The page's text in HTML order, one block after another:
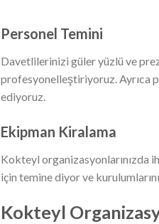
Personel Temini
Davetlilerinizi güler yüzlü ve
profesyonelleştiriyoruz. Ayrıca
ediyoruz.
Ekipman Kiralama
Kokteyl organizasyonlarınızda
için temine diyor ve
Kokteyl